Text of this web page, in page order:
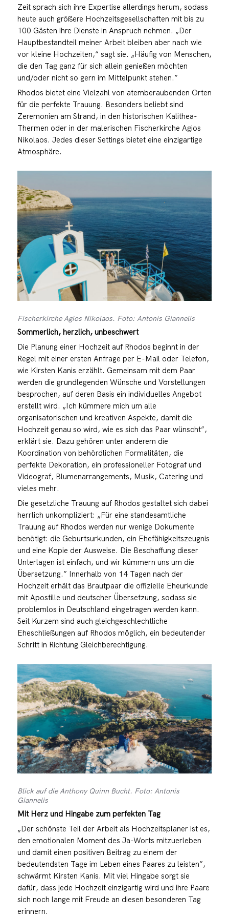
Zeit sprach sich ihre Expertise allerdings herum, sodass
heute auch größere Hochzeitsgesellschaften mit bis zu
100 Gästen ihre Dienste in Anspruch nehmen. „Der
Hauptbestandteil meiner Arbeit bleiben aber nach wie
vor kleine Hochzeiten,“ sagt sie. „Häufig von Menschen,
die den Tag ganz für sich allein genießen möchten
und/oder nicht so gern im Mittelpunkt stehen.”
Rhodos bietet eine Vielzahl von atemberaubenden Orten
für die perfekte Trauung. Besonders beliebt sind
Zeremonien am Strand, in den historischen Kalithea-
Thermen oder in der malerischen Fischerkirche Agios
Nikolaos. Jedes dieser Settings bietet eine einzigartige
Atmosphäre.
Fischerkirche Agios Nikolaos. Foto: Antonis Giannelis
Sommerlich, herzlich, unbeschwert
Die Planung einer Hochzeit auf Rhodos beginnt in der
Regel mit einer ersten Anfrage per E-Mail oder Telefon,
wie Kirsten Kanis erzählt. Gemeinsam mit dem Paar
werden die grundlegenden Wünsche und Vorstellungen
besprochen, auf deren Basis ein individuelles Angebot
erstellt wird. „Ich kümmere mich um alle
organisatorischen und kreativen Aspekte, damit die
Hochzeit genau so wird, wie es sich das Paar wünscht”,
erklärt sie. Dazu gehören unter anderem die
Koordination von behördlichen Formalitäten, die
perfekte Dekoration, ein professioneller Fotograf und
Videograf, Blumenarrangements, Musik, Catering und
vieles mehr.
Die gesetzliche Trauung auf Rhodos gestaltet sich dabei
herrlich unkompliziert: „Für eine standesamtliche
Trauung auf Rhodos werden nur wenige Dokumente
benötigt: die Geburtsurkunden, ein Ehefähigkeitszeugnis
und eine Kopie der Ausweise. Die Beschaffung dieser
Unterlagen ist einfach, und wir kümmern uns um die
Übersetzung.” Innerhalb von 14 Tagen nach der
Hochzeit erhält das Brautpaar die offizielle Eheurkunde
mit Apostille und deutscher Übersetzung, sodass sie
problemlos in Deutschland eingetragen werden kann.
Seit Kurzem sind auch gleichgeschlechtliche
Eheschließungen auf Rhodos möglich, ein bedeutender
Schritt in Richtung Gleichberechtigung.
Blick auf die Anthony Quinn Bucht. Foto: Antonis
Giannelis
Mit Herz und Hingabe zum perfekten Tag
„Der schönste Teil der Arbeit als Hochzeitsplaner ist es,
den emotionalen Moment des Ja-Worts mitzuerleben
und damit einen positiven Beitrag zu einem der
bedeutendsten Tage im Leben eines Paares zu leisten”,
schwärmt Kirsten Kanis. Mit viel Hingabe sorgt sie
dafür, dass jede Hochzeit einzigartig wird und ihre Paare
sich noch lange mit Freude an diesen besonderen Tag
erinnern.